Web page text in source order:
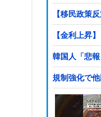
【移民政策
【金利上昇
韓国人「悲
規制強化で